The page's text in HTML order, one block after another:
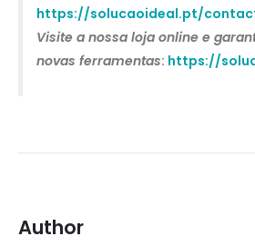
https://solucaoideal.pt/
Visite a nossa loja online e
novas ferramentas: https://
Author